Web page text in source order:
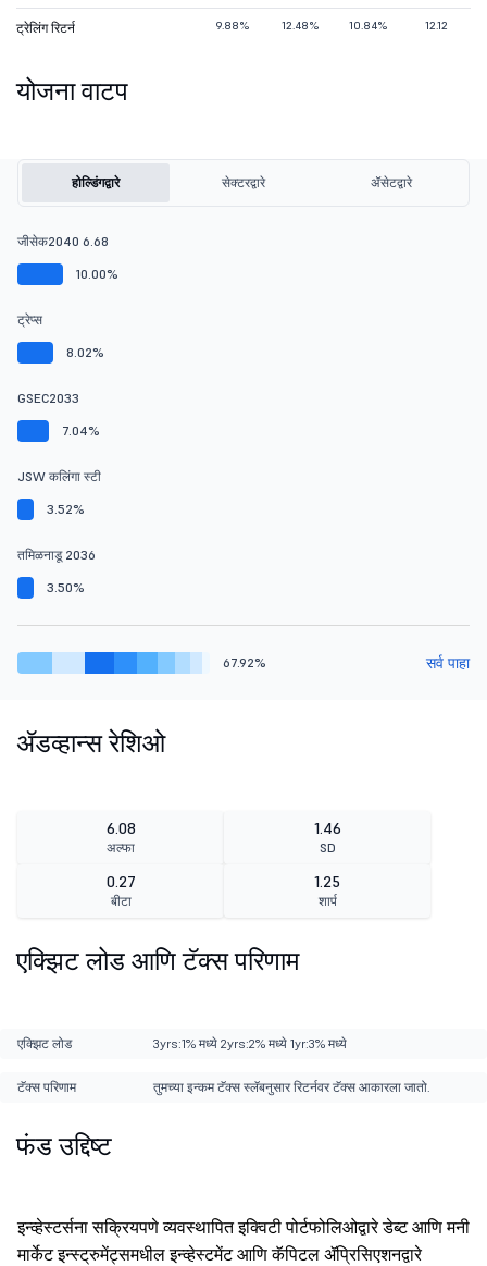
ट्रेलिंग रिटर्न 9.88% 12.48% 10.84% 12.12
योजना वाटप
होल्डिंगद्वारे सेक्टरद्वारे ॲसेटद्वारे
जीसेक2040 6.68
10.00%
ट्रेप्स
8.02%
GSEC2033
7.04%
JSW कलिंगा स्टी
3.52%
तमिळनाडू 2036
3.50%
67.92% सर्व पाहा
ॲडव्हान्स रेशिओ
6.08
अल्फा
1.46
SD
0.27
बीटा
1.25
शार्प
एक्झिट लोड आणि टॅक्स परिणाम
एक्झिट लोड 3yrs:1% मध्ये 2yrs:2% मध्ये 1yr:3% मध्ये
टॅक्स परिणाम तुमच्या इन्कम टॅक्स स्लॅबनुसार रिटर्नवर टॅक्स आकारला जातो.
फंड उद्दिष्ट
इन्व्हेस्टर्सना सक्रियपणे व्यवस्थापित इक्विटी पोर्टफोलिओद्वारे डेब्ट आणि मनी
मार्केट इन्स्ट्रुमेंट्समधील इन्व्हेस्टमेंट आणि कॅपिटल ॲप्रिसिएशनद्वारे